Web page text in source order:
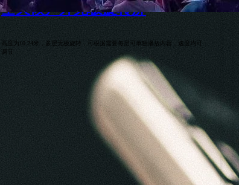
全天候户外无极旋转屏
高度为10.24米，多层无极旋转，可根据需要每层可单独播放内容，速度均可
调节